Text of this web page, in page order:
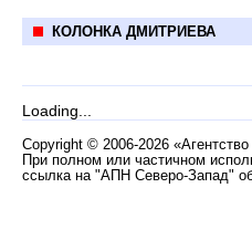
КОЛОНКА ДМИТРИЕВА
Loading...
Copyright © 2006-2026
При полном или частичном
ссылка на "АПН Северо-Запад"